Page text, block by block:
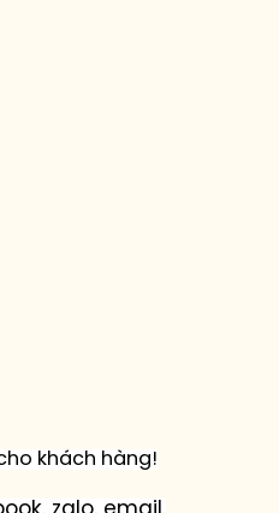
khách hàng!